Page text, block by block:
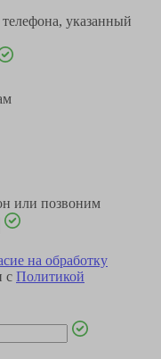
указанный
или позвоним
на обработку
с Политикой